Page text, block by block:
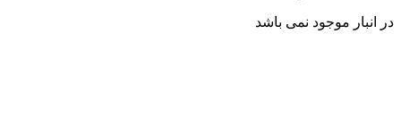
در انبار موجود نمی باشد